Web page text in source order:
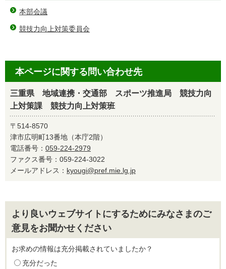
本部会議
競技力向上対策委員会
本ページに関する問い合わせ先
三重県 地域連携・交通部 スポーツ推進局 競技力向
上対策課 競技力向上対策班
〒514-8570
津市広明町13番地（本庁2階）
電話番号： 059-224-2979
ファクス番号：059-224-3022
メールアドレス： kyougi@pref.mie.lg.jp
より良いウェブサイトにするためにみなさまのご
意見をお聞かせください
お求めの情報は充分掲載されていましたか？
充分だった